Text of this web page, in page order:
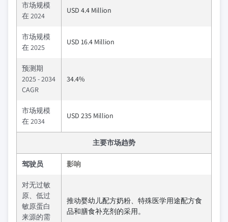
市场规模
在 2024
USD 4.4 Million
市场规模
在 2025
USD 16.4 Million
预测期
2025 - 2034
CAGR
34.4%
市场规模
在 2034
USD 235 Million
主要市场趋势
驾驶员 影响
对无过敏
原、低过
敏原蛋白
来源的需
推动婴幼儿配方奶粉、特殊医学用途配方食
品和膳食补充剂的采用。